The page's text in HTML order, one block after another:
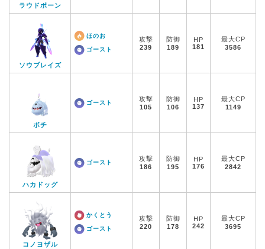
ラウドボーン
ソウブレイズ
ほのお
ゴースト
攻撃
239
防御
189
HP
181
最大CP
3586
ボチ
ゴースト
攻撃
105
防御
106
HP
137
最大CP
1149
ハカドッグ
ゴースト
攻撃
186
防御
195
HP
176
最大CP
2842
コノヨザル
かくとう
ゴースト
攻撃
220
防御
178
HP
242
最大CP
3695